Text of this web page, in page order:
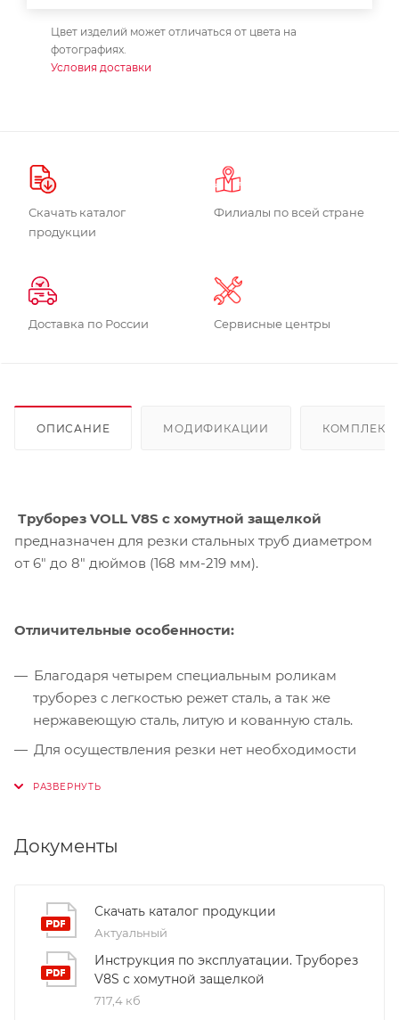
Цвет изделий может отличаться от цвета на
фотографиях.
Условия доставки
Скачать каталог
продукции
Филиалы по всей стране
Доставка по России Сервисные центры
ОПИСАНИЕ МОДИФИКАЦИИ
Труборез VOLL V8S с хомутной защелкой
предназначен для резки стальных труб диаметром
от 6" до 8" дюймов (168 мм-219 мм).
Отличительные особенности:
Благодаря четырем специальным роликам
труборез с легкостью режет сталь, а так же
нержавеющую сталь, литую и кованную сталь.
Для осуществления резки нет необходимости
вращательного движения в диапазоне 25
наибольшей эффективностью.
Документы
Скачать каталог продукции
Актуальный
Инструкция по эксплуатации. Труборез
V8S с хомутной защелкой
717,4 кб